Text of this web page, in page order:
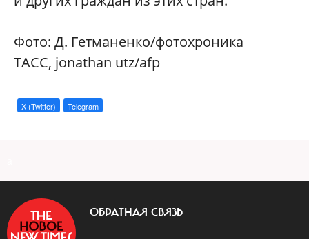
Фото: Д. Гетманенко/фотохроника
ТАСС, jonathan utz/afp
X (Twitter) Telegram
ОБРАТНАЯ СВЯЗЬ